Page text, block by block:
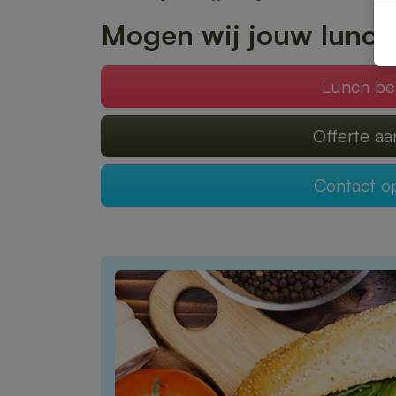
Mogen wij jouw
Lunch
Offerte
Contact